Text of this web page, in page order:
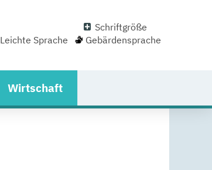
Schriftgröße
Leichte Sprache
Gebärdensprache
Wirtschaft